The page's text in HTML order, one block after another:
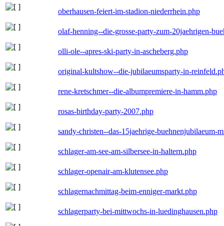
oberhausen-feiert-im-stadion-niederrhein.php
olaf-henning--die-grosse-party-zum-20jaehrigen-
olli-ole--apres-ski-party-in-ascheberg.php
original-kultshow--die-jubilaeumsparty-in-
rene-kretschmer--die-albumpremiere-in-hamm.php
rosas-birthday-party-2007.php
sandy-christen--das-15jaehrige-buehnenjubilaeum-
schlager-am-see-am-silbersee-in-haltern.php
schlager-openair-am-klutensee.php
schlagernachmittag-beim-enniger-markt.php
schlagerparty-bei-mittwochs-in-luedinghausen.php